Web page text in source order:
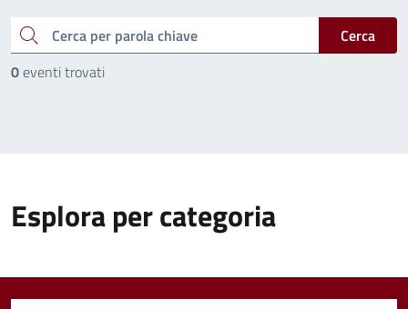
cerca
Cerca
0eventi trovati
Esplora per categoria